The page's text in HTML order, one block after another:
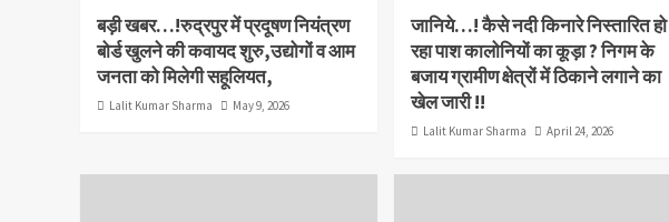
बड़ी खबर…!रुद्रपुर में प्रदूषण नियंत्रण
बोर्ड खुलने की कवायद शुरु,उद्योगों व आम
जनता को मिलेगी सहूलियत,
Lalit Kumar Sharma May 9, 2026
जानिये…! कैसे नदी किनारे निस्तारित हो
रहा पाश कालोनियों का कूड़ा ? निगम के
बजाय ग्रामीण क्षेत्रों में ठिकाने लगाने का
खेल जारी !!
Lalit Kumar Sharma April 24, 2026